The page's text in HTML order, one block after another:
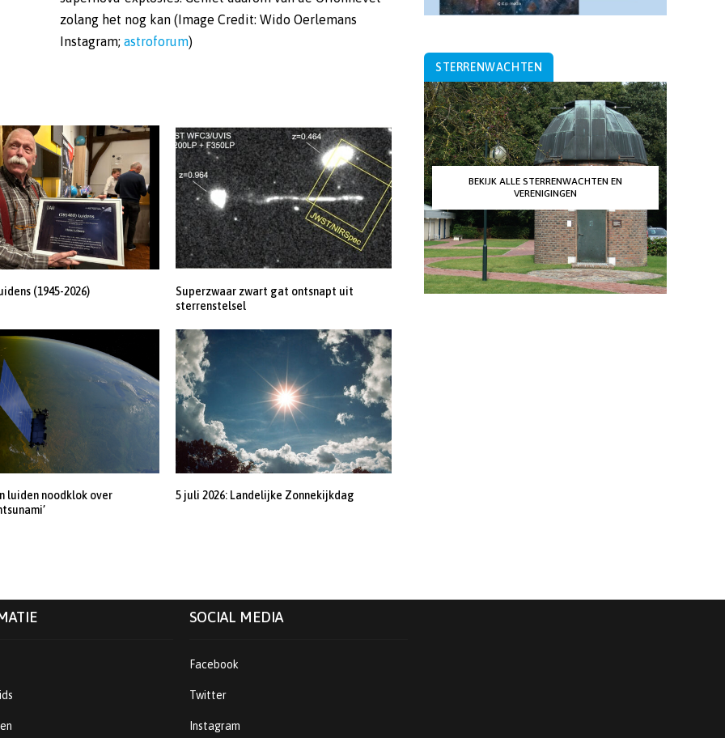
Instagram; astroforum)
(1945-2026)
Superzwaar zwart gat ontsnapt uit
sterrenstelsel
luiden noodklok over
5 juli 2026: Landelijke Zonnekijkdag
STERRENWACHTEN
BEKIJK ALLE STERRENWACHTEN EN
VERENIGINGEN
SOCIAL MEDIA
Facebook
Twitter
Instagram